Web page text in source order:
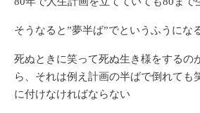
そうなると”夢半ば”でというふうにな
死ぬときに笑って死ぬ生き様をするの
ら、それは例え計画の半ばで倒れても
に付けなければならない